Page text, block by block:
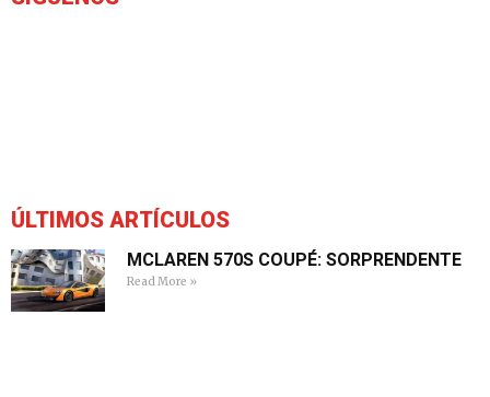
ÚLTIMOS ARTÍCULOS
MCLAREN 570S COUPÉ: SORPRENDENTE
Read More »